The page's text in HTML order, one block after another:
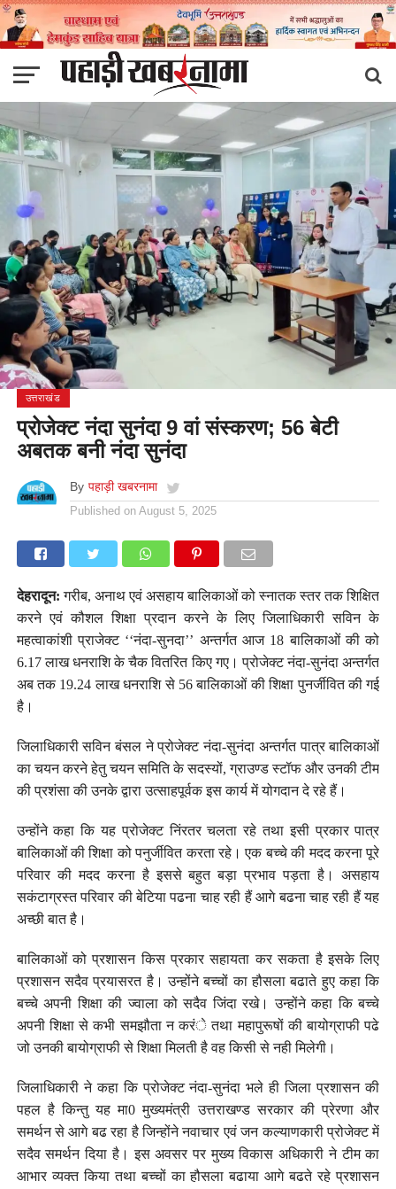
उत्तराखंड
प्रोजेक्ट नंदा सुनंदा 9 वां संस्करण; 56 बेटी
अबतक बनी नंदा सुनंदा
By पहाड़ी खबरनामा
Published on August 5, 2025
देहरादून: गरीब, अनाथ एवं असहाय बालिकाओं को स्नातक स्तर तक शिक्षित
करने एवं कौशल शिक्षा प्रदान करने के लिए जिलाधिकारी सविन के
महत्वाकांशी प्राजेक्ट ‘‘नंदा-सुनदा’’ अन्तर्गत आज 18 बालिकाओं की को
6.17 लाख धनराशि के चैक वितरित किए गए। प्रोजेक्ट नंदा-सुनंदा अन्तर्गत
अब तक 19.24 लाख धनराशि से 56 बालिकाओं की शिक्षा पुनर्जीवित की गई
है।
जिलाधिकारी सविन बंसल ने प्रोजेक्ट नंदा-सुनंदा अन्तर्गत पात्र बालिकाओं
का चयन करने हेतु चयन समिति के सदस्यों, ग्राउण्ड स्टॉफ और उनकी टीम
की प्रशंसा की उनके द्वारा उत्साहपूर्वक इस कार्य में योगदान दे रहे हैं।
उन्होंने कहा कि यह प्रोजेक्ट निंरतर चलता रहे तथा इसी प्रकार पात्र
बालिकाओं की शिक्षा को पनुर्जीवित करता रहे। एक बच्चे की मदद करना पूरे
परिवार की मदद करना है इससे बहुत बड़ा प्रभाव पड़ता है। असहाय
सकंटाग्रस्त परिवार की बेटिया पढना चाह रही हैं आगे बढना चाह रही हैं यह
अच्छी बात है।
बालिकाओं को प्रशासन किस प्रकार सहायता कर सकता है इसके लिए
प्रशासन सदैव प्रयासरत है। उन्होंने बच्चों का हौसला बढाते हुए कहा कि
बच्चे अपनी शिक्षा की ज्वाला को सदैव जिंदा रखे। उन्होंने कहा कि बच्चे
अपनी शिक्षा से कभी समझौता न करंे तथा महापुरूषों की बायोग्राफी पढे
जो उनकी बायोग्राफी से शिक्षा मिलती है वह किसी से नही मिलेगी।
जिलाधिकारी ने कहा कि प्रोजेक्ट नंदा-सुनंदा भले ही जिला प्रशासन की
पहल है किन्तु यह मा0 मुख्यमंत्री उत्तराखण्ड सरकार की प्रेरणा और
समर्थन से आगे बढ रहा है जिन्होंने नवाचार एवं जन कल्याणकारी प्रोजेक्ट में
सदैव समर्थन दिया है। इस अवसर पर मुख्य विकास अधिकारी ने टीम का
आभार व्यक्त किया तथा बच्चों का हौसला बढाया आगे बढते रहे प्रशासन